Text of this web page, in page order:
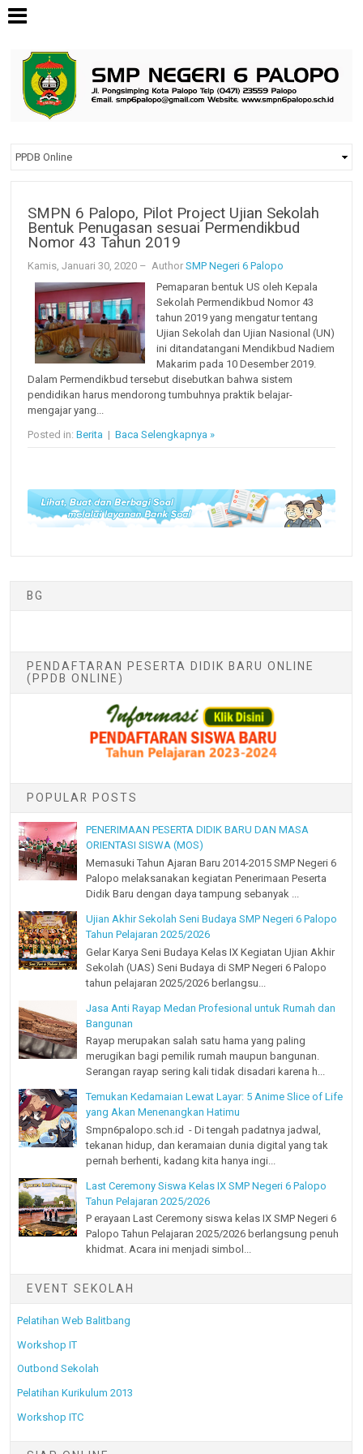
SMPN 6 Palopo, Pilot Project Ujian Sekolah
Bentuk Penugasan sesuai Permendikbud
Nomor 43 Tahun 2019
Kamis, Januari 30, 2020 – AuthorSMP Negeri 6 Palopo
Pemaparan bentuk US oleh Kepala
Sekolah Permendikbud Nomor 43
tahun 2019 yang mengatur tentang
Ujian Sekolah dan Ujian Nasional (UN)
ini ditandatangani Mendikbud Nadiem
Makarim pada 10 Desember 2019.
Dalam Permendikbud tersebut disebutkan bahwa sistem
pendidikan harus mendorong tumbuhnya praktik belajar-
mengajar yang...
Posted in:Berita |Baca Selengkapnya »
BG
PENDAFTARAN PESERTA DIDIK BARU ONLINE
(PPDB ONLINE)
POPULAR POSTS
PENERIMAAN PESERTA DIDIK BARU DAN MASA
ORIENTASI SISWA (MOS)
Memasuki Tahun Ajaran Baru 2014-2015 SMP Negeri 6
Palopo melaksanakan kegiatan Penerimaan Peserta
Didik Baru dengan daya tampung sebanyak ...
Ujian Akhir Sekolah Seni Budaya SMP Negeri 6 Palopo
Tahun Pelajaran 2025/2026
Gelar Karya Seni Budaya Kelas IX Kegiatan Ujian Akhir
Sekolah (UAS) Seni Budaya di SMP Negeri 6 Palopo
tahun pelajaran 2025/2026 berlangsu...
Jasa Anti Rayap Medan Profesional untuk Rumah dan
Bangunan
Rayap merupakan salah satu hama yang paling
merugikan bagi pemilik rumah maupun bangunan.
Serangan rayap sering kali tidak disadari karena h...
Temukan Kedamaian Lewat Layar: 5 Anime Slice of Life
yang Akan Menenangkan Hatimu
Smpn6palopo.sch.id - Di tengah padatnya jadwal,
tekanan hidup, dan keramaian dunia digital yang tak
pernah berhenti, kadang kita hanya ingi...
Last Ceremony Siswa Kelas IX SMP Negeri 6 Palopo
Tahun Pelajaran 2025/2026
P erayaan Last Ceremony siswa kelas IX SMP Negeri 6
Palopo Tahun Pelajaran 2025/2026 berlangsung penuh
khidmat. Acara ini menjadi simbol...
EVENT SEKOLAH
Pelatihan Web Balitbang
Workshop IT
Outbond Sekolah
Pelatihan Kurikulum 2013
Workshop ITC